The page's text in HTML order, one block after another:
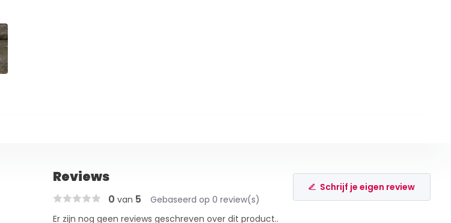
Reviews
0 van 5 Gebaseerd op 0 review(s)
Schrijf je eigen review
Er zijn nog geen reviews geschreven over dit product..